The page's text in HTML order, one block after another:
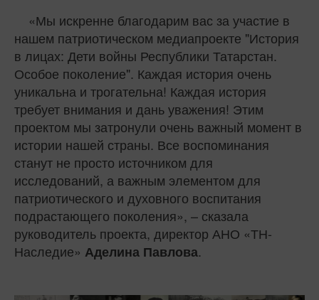
«Мы искренне благодарим вас за участие в
нашем патриотическом медиапроекте "История
в лицах: Дети войны Республики Татарстан.
Особое поколение". Каждая история очень
уникальна и трогательна! Каждая история
требует внимания и дань уважения! Этим
проектом мы затронули очень важный момент в
истории нашей страны. Все воспоминания
станут не просто источником для
исследований, а важным элементом для
патриотического и духовного воспитания
подрастающего поколения», – сказала
руководитель проекта, директор АНО «ТН-
Наследие» Аделина Павлова.